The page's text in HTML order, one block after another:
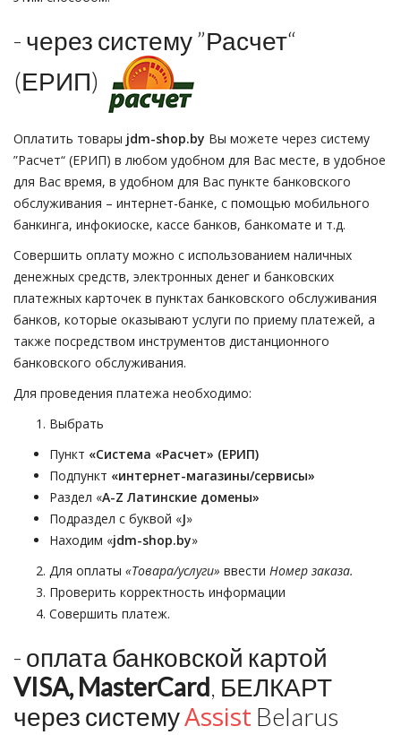
- через систему ”Расчет“
(ЕРИП)
Оплатить товары jdm-shop.by Вы можете через систему
”Расчет“ (ЕРИП) в любом удобном для Вас месте, в удобное
для Вас время, в удобном для Вас пункте банковского
обслуживания – интернет-банке, с помощью мобильного
банкинга, инфокиоске, кассе банков, банкомате и т.д.
Совершить оплату можно с использованием наличных
денежных средств, электронных денег и банковских
платежных карточек в пунктах банковского обслуживания
банков, которые оказывают услуги по приему платежей, а
также посредством инструментов дистанционного
банковского обслуживания.
Для проведения платежа необходимо:
Выбрать
Пункт «Система «Расчет» (ЕРИП)
Подпункт «интернет-магазины/сервисы»
Раздел «A-Z Латинские домены»
Подраздел с буквой «J»
Находим «jdm-shop.by»
Для оплаты «Товара/услуги» ввести Номер заказа.
Проверить корректность информации
Совершить платеж.
- оплата банковской картой
VISA, MasterCard, БЕЛКАРТ
через системуAssist Belarus